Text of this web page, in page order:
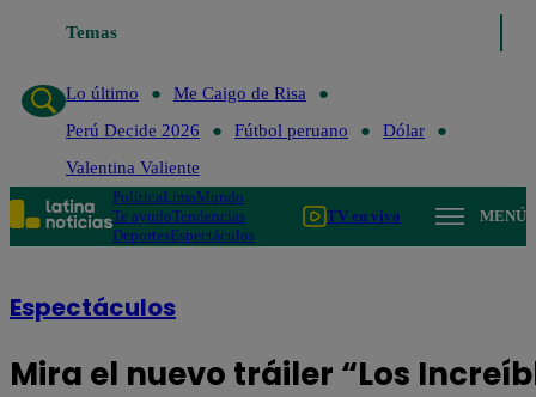
Temas
Lo último
Me Caigo de Risa
Perú Decide 2026
Fútbol peruano
Dólar
Valentina Valiente
PolíticaLimaMundo
Te ayudoTendencias
DeportesEspectáculos
TV en vivo MENÚ
Espectáculos
Mira el nuevo tráiler “Los